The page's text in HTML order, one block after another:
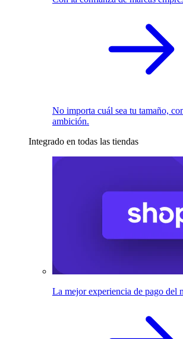
No importa cuál sea tu tamaño,
ambición.
Integrado en todas las tiendas
La mejor experiencia de pago del